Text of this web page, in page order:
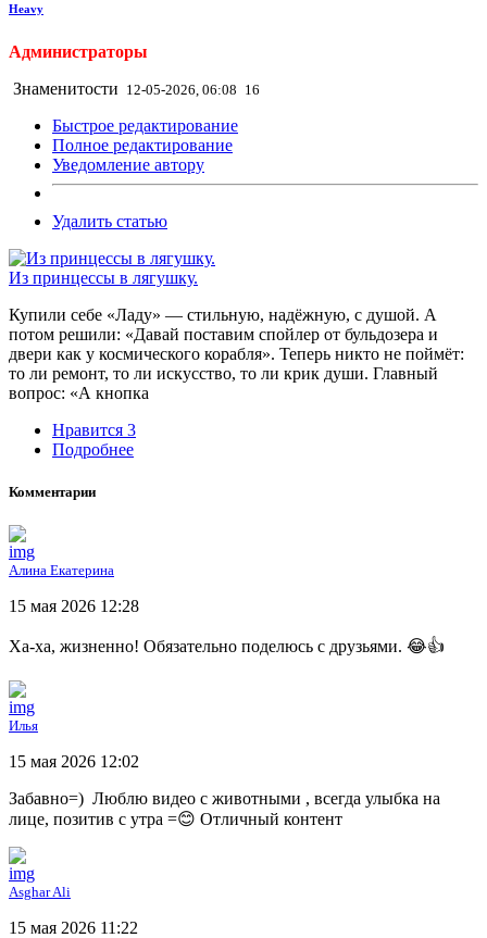
Heavy
Администраторы
Знаменитости
12-05-2026, 06:08 16
Быстрое редактирование
Полное редактирование
Уведомление автору
Удалить статью
Из принцессы в лягушку.
Купили себе «Ладу» — стильную, надёжную, с душой. А
потом решили: «Давай поставим спойлер от бульдозера и
двери как у космического корабля». Теперь никто не поймёт:
то ли ремонт, то ли искусство, то ли крик души. Главный
вопрос: «А кнопка
Нравится 3
Подробнее
Комментарии
Алина Екатерина
15 мая 2026 12:28
Ха-ха, жизненно! Обязательно поделюсь с друзьями. 😂👍
Илья
15 мая 2026 12:02
Забавно=) Люблю видео с животными , всегда улыбка на
лице, позитив с утра =😊 Отличный контент
Asghar Ali
15 мая 2026 11:22